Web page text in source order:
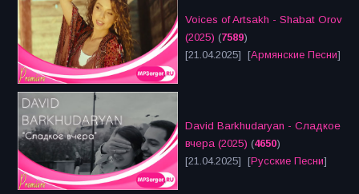
Voices of Artsakh - Shabat Orov
(2025) (7589)
[21.04.2025] [Армянские Песни]
David Barkhudaryan - Сладкое
вчера (2025) (4650)
[21.04.2025] [Русские Песни]